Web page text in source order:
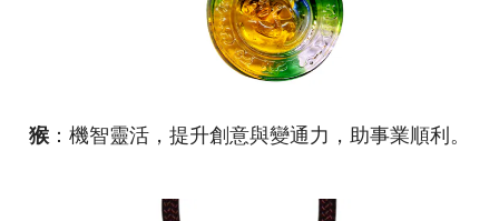
猴 ：機智靈活，提升創意與變通力，助事業順利。